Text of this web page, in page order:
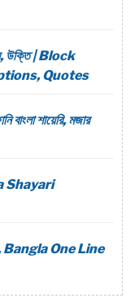
উক্তি | Block
Quotes
শায়েরি, মজার
Shayari
Bangla One Line